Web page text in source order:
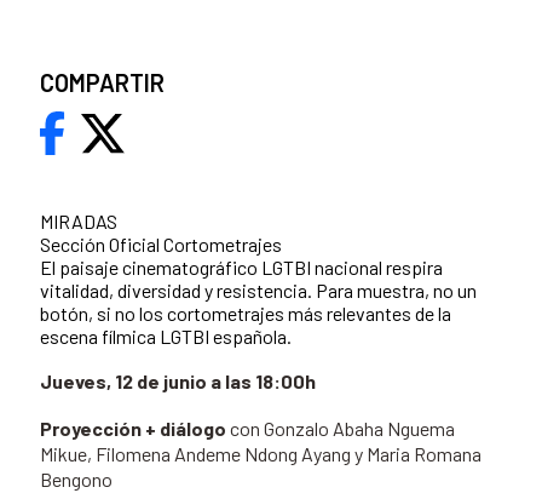
MIRADAS
Sección Oficial Cortometrajes
El paisaje cinematográfico LGTBI nacional respira
vitalidad, diversidad y resistencia. Para muestra, no un
botón, si no los cortometrajes más relevantes de la
escena fílmica LGTBI española.
Jueves, 12 de junio a las 18:00h
Proyección + diálogo con Gonzalo Abaha Nguema
Mikue, Filomena Andeme Ndong Ayang y Maria Romana
Bengono
COMPARTIR